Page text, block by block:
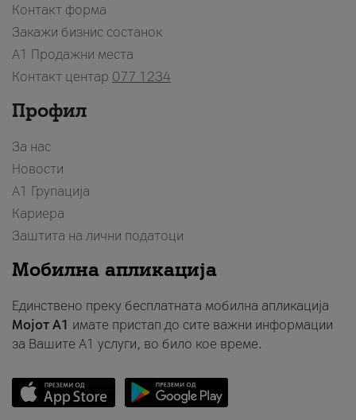
Контакт форма
Закажи бизнис состанок
A1 Продажни места
Контакт центар 077 1234
Профил
За нас
Новости
А1 Групација
Кариера
Заштита на лични податоци
Мобилна апликација
Единствено преку бесплатната мобилна апликација
Мојот A1 имате пристап до сите важни информации
за Вашите A1 услуги, во било кое време.